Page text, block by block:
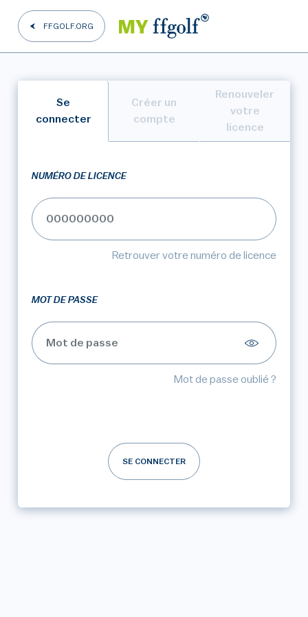
FFGOLF.ORG
Se
connecter
Créer un
compte
Renouveler
votre
licence
NUMÉRO DE LICENCE
Retrouver votre numéro de licence
MOT DE PASSE
Mot de passe oublié ?
SE CONNECTER